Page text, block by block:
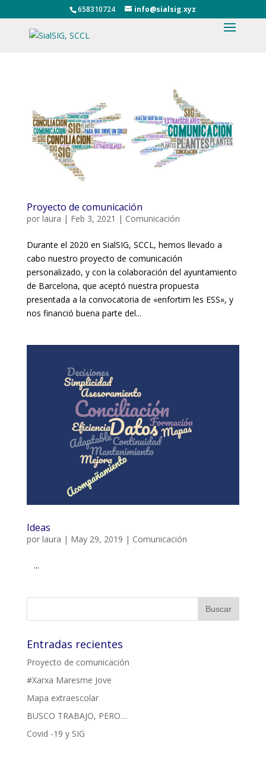
658310724 info@sialsig.xyz
Proyecto de comunicación
por laura | Feb 3, 2021 | Comunicación
Durante el 2020 en SialSIG, SCCL, hemos llevado a
cabo nuestro proyecto de comunicación
personalizado, y con la colaboración del ayuntamiento
de Barcelona, que aceptó nuestra propuesta
presentada a la convocatoria de «enfortim les ESS», y
nos financió buena parte del...
Ideas
por laura | May 29, 2019 | Comunicación
...
Entradas recientes
Proyecto de comunicación
#Xarxa Maresme Jove
Mapa extraescolar
BUSCO TRABAJO, PERO…
Covid -19 y SIG